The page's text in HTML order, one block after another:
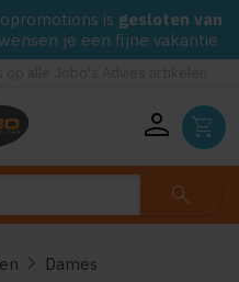
is gesloten van
je een fijne vakantie
person shopping_cart
search
chevron_right Dames